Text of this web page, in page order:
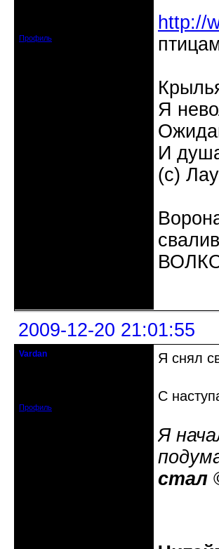
Профиль
http://
Я
И
(с)
2009-12-20 21:01:55
Vardan
Профиль
Я снял
С
Я
стал